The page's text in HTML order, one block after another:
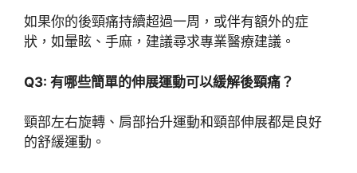
如果你的後頸痛持續超過一周，或伴有額外的症
狀，如暈眩、手麻，建議尋求專業醫療建議。
Q3: 有哪些簡單的伸展運動可以緩解後頸痛？
頸部左右旋轉、肩部抬升運動和頸部伸展都是良好
的舒緩運動。